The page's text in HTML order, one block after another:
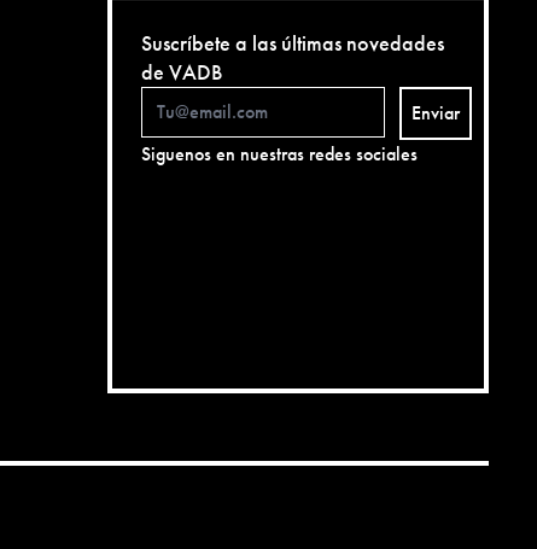
Suscríbete a las últimas novedades
de VADB
Enviar
Siguenos en nuestras redes sociales